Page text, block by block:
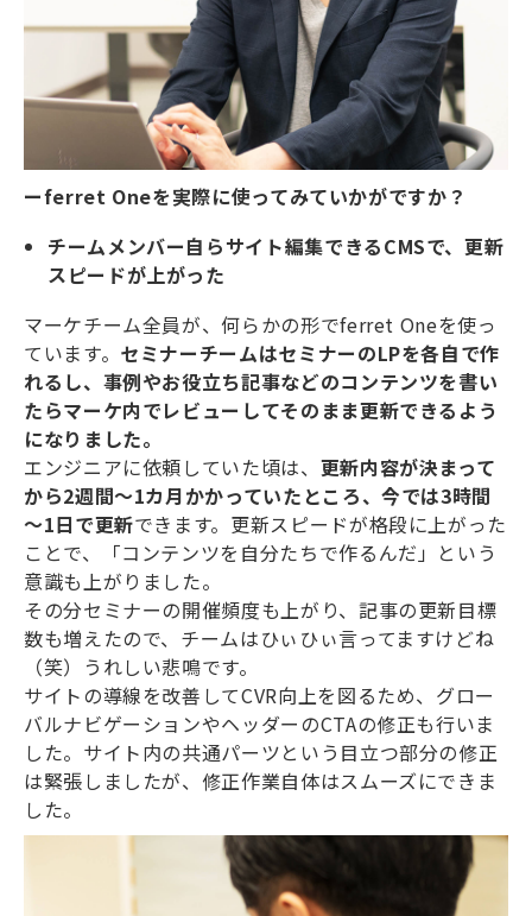
ーferret Oneを実際に使ってみていかがですか？
チームメンバー自らサイト編集できるCMSで、更新
スピードが上がった
マーケチーム全員が、何らかの形でferret Oneを使っ
ています。 セミナーチームはセミナーのLPを各自で作
れるし、事例やお役立ち記事などのコンテンツを書い
たらマーケ内でレビューしてそのまま更新できるよう
になりました。
エンジニアに依頼していた頃は、 更新内容が決まって
から2週間～1カ月かかっていたところ、今では3時間
～1日で更新できます。更新スピードが格段に上がった
ことで、「コンテンツを自分たちで作るんだ」という
意識も上がりました。
その分セミナーの開催頻度も上がり、記事の更新目標
数も増えたので、チームはひぃひぃ言ってますけどね
（笑）うれしい悲鳴です。
サイトの導線を改善してCVR向上を図るため、グロー
バルナビゲーションやヘッダーのCTAの修正も行いま
した。サイト内の共通パーツという目立つ部分の修正
は緊張しましたが、修正作業自体はスムーズにできま
した。